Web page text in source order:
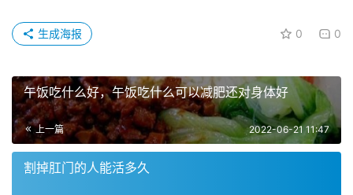
0 0
生成海报
午饭吃什么好，午饭吃什么可以减肥还对身体好
上一篇 2022-06-21 11:47
割掉肛门的人能活多久